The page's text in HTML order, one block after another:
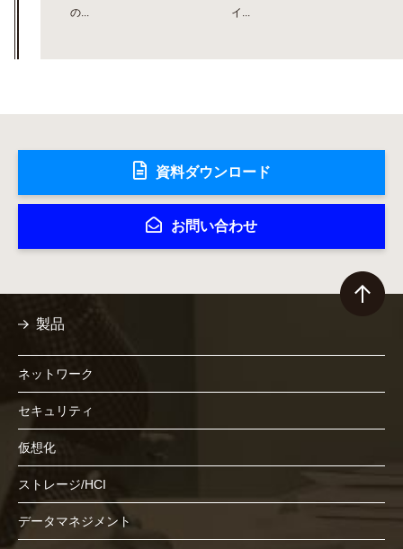
の...
イ...
資料ダウンロード
お問い合わせ
製品
ネットワーク
セキュリティ
仮想化
ストレージ/HCI
データマネジメント